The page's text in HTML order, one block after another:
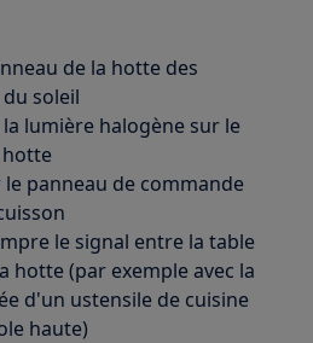
de la hotte des
soleil
lumière halogène sur le
hotte
panneau de commande
le signal entre la table
hotte (par exemple avec la
d'un ustensile de cuisine
haute)